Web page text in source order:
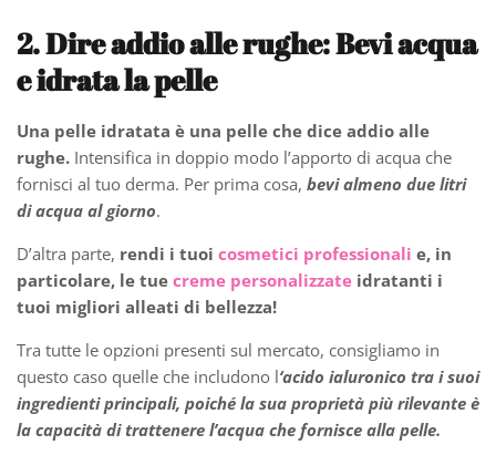
2. Dire addio alle rughe: Bevi acqua
e idrata la pelle
Una pelle idratata è una pelle che dice addio alle
rughe. Intensifica in doppio modo l’apporto di acqua che
fornisci al tuo derma. Per prima cosa, bevi almeno due litri
di acqua al giorno.
D’altra parte, rendi i tuoi cosmetici professionali e, in
particolare, le tue creme personalizzate idratanti i
tuoi migliori alleati di bellezza!
Tra tutte le opzioni presenti sul mercato, consigliamo in
questo caso quelle che includono l‘acido ialuronico tra i suoi
ingredienti principali, poiché la sua proprietà più rilevante è
la capacità di trattenere l’acqua che fornisce alla pelle.